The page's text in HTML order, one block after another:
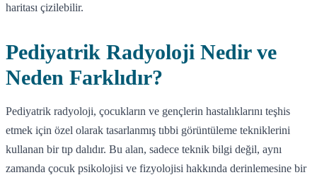
haritası çizilebilir.
Pediyatrik Radyoloji Nedir ve
Neden Farklıdır?
Pediyatrik radyoloji, çocukların ve gençlerin hastalıklarını teşhis
etmek için özel olarak tasarlanmış tıbbi görüntüleme tekniklerini
kullanan bir tıp dalıdır. Bu alan, sadece teknik bilgi değil, aynı
zamanda çocuk psikolojisi ve fizyolojisi hakkında derinlemesine bir